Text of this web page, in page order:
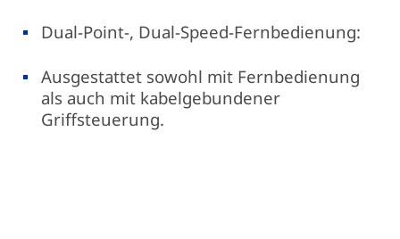
Dual-Point-, Dual-Speed-Fernbedienung:
Ausgestattet sowohl mit Fernbedienung
als auch mit kabelgebundener
Griffsteuerung.